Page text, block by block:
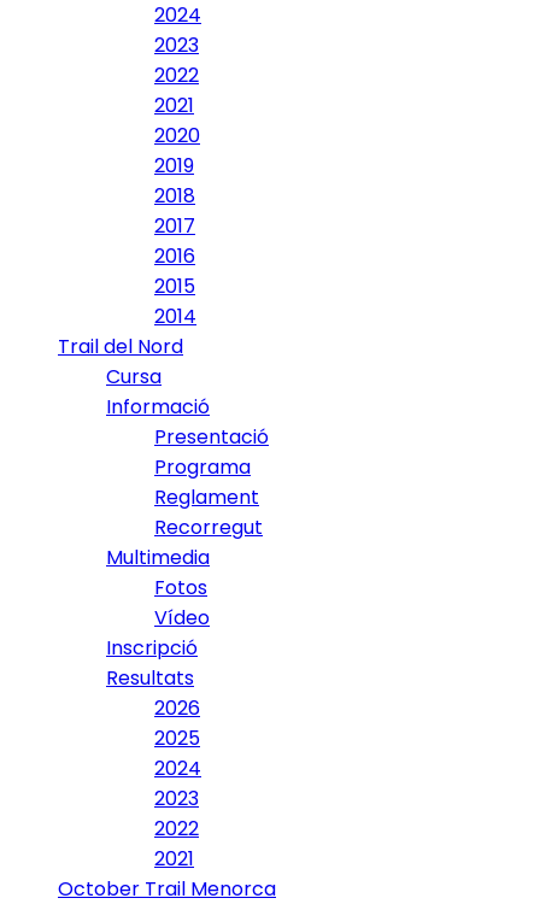
2024
2023
2022
2021
2020
2019
2018
2017
2016
2015
2014
Trail del Nord
Cursa
Informació
Presentació
Programa
Reglament
Recorregut
Multimedia
Fotos
Vídeo
Inscripció
Resultats
2026
2025
2024
2023
2022
2021
October Trail Menorca